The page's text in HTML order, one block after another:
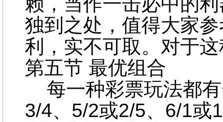
独到之处，值得大家
利，实不可取。对于
第五节 最优组合
每一种彩票玩法都有
3/4、5/2或2/5、6/1或